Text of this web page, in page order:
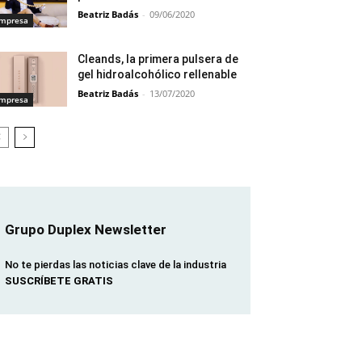
Beatriz Badás - 09/06/2020
Cleands, la primera pulsera de
gel hidroalcohólico rellenable
Beatriz Badás - 13/07/2020
Grupo Duplex Newsletter
No te pierdas las noticias clave de la industria
SUSCRÍBETE GRATIS